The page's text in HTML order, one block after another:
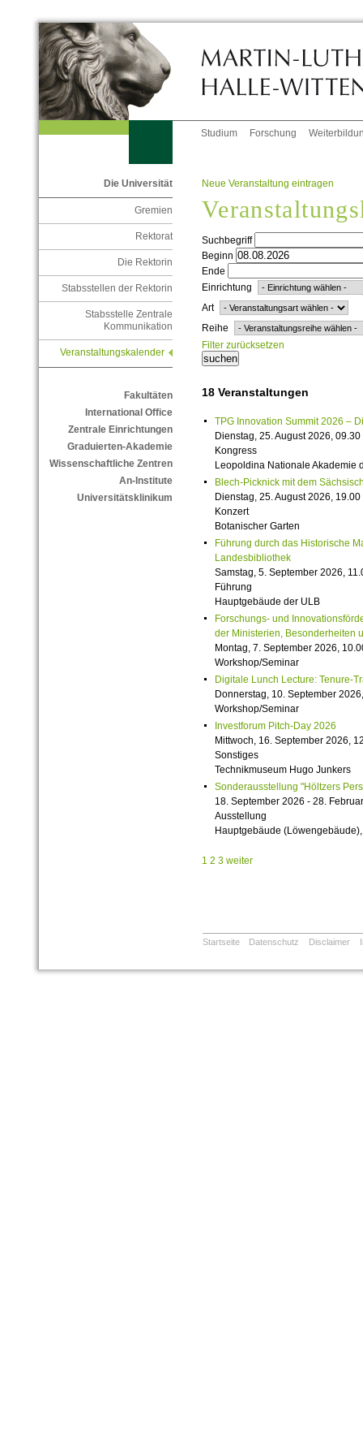
Studium Forschung
Die Universität
Gremien
Rektorat
Die Rektorin
Stabsstellen der Rektorin
Stabsstelle Zentrale
Kommunikation
Veranstaltungskalender
Fakultäten
International Office
Zentrale Einrichtungen
Graduierten-Akademie
Wissenschaftliche Zentren
An-Institute
Universitätsklinikum
Neue Veranstaltung eintragen
Suchbegriff
Beginn
Ende
Einrichtung
Art
Reihe
Filter zurücksetzen
18 Veranstaltungen
TPG Innovation Summit 2026 –
Dienstag, 25. August 2026,
Kongress
Leopoldina Nationale Akademie
Blech-Picknick mit dem
Dienstag, 25. August 2026,
Konzert
Botanischer Garten
Führung durch das Historische
Landesbibliothek
Samstag, 5. September 2026,
Führung
Hauptgebäude der ULB
Forschungs- und
der Ministerien, Besonderheiten
Montag, 7. September 2026,
Workshop/Seminar
Digitale Lunch Lecture: Tenure-
Donnerstag, 10. September
Workshop/Seminar
Investforum Pitch-Day 2026
Mittwoch, 16. September 2026,
Sonstiges
Technikmuseum Hugo Junkers
Sonderausstellung "Höltzers
18. September 2026 - 28.
Ausstellung
Hauptgebäude
1 2 3 weiter
Startseite Datenschutz Disclaimer